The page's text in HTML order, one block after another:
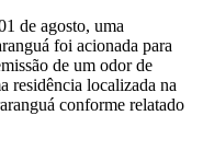
de agosto, uma
foi acionada para
de um odor de
residência localizada na
conforme relatado